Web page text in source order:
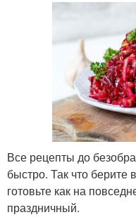
Все рецепты до
быстро. Так что
готовьте как на
праздничный.